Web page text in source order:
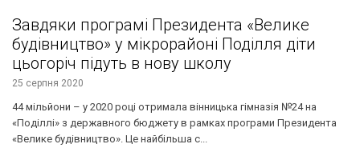
Завдяки програмі Президента «Велике
будівництво» у мікрорайоні Поділля діти
цьогоріч підуть в нову школу
25 серпня 2020
44 мільйони – у 2020 році отримала вінницька гімназія №24 на
«Поділлі» з державного бюджету в рамках програми Президента
«Велике будівництво». Це найбільша с...